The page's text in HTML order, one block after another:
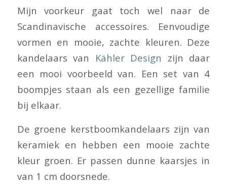
Mijn voorkeur gaat toch wel naar de
Scandinavische accessoires. Eenvoudige
vormen en mooie, zachte kleuren. Deze
kandelaars van Kähler Design zijn daar
een mooi voorbeeld van. Een set van 4
boompjes staan als een gezellige familie
bij elkaar.
De groene kerstboomkandelaars zijn van
keramiek en hebben een mooie zachte
kleur groen. Er passen dunne kaarsjes in
van 1 cm doorsnede.